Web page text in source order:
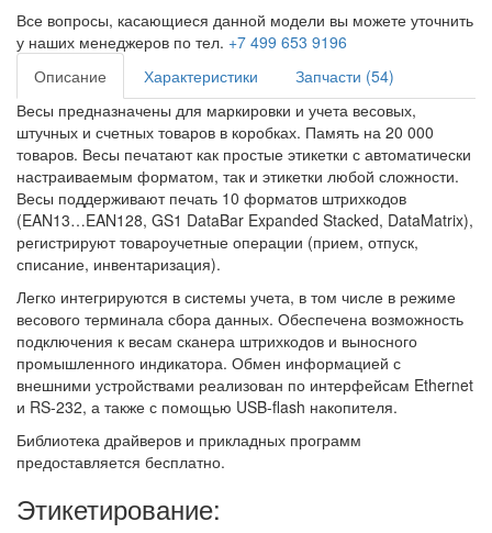
Все вопросы, касающиеся данной модели вы можете уточнить
у наших менеджеров по тел. +7 499 653 9196
Описание
Характеристики
Запчасти (54)
Весы предназначены для маркировки и учета весовых,
штучных и счетных товаров в коробках. Память на 20 000
товаров. Весы печатают как простые этикетки с автоматически
настраиваемым форматом, так и этикетки любой сложности.
Весы поддерживают печать 10 форматов штрихкодов
(EAN13…EAN128, GS1 DataBar Expanded Stacked, DataMatrix),
регистрируют товароучетные операции (прием, отпуск,
списание, инвентаризация).
Легко интегрируются в системы учета, в том числе в режиме
весового терминала сбора данных. Обеспечена возможность
подключения к весам сканера штрихкодов и выносного
промышленного индикатора. Обмен информацией с
внешними устройствами реализован по интерфейсам Ethernet
и RS-232, а также с помощью USB-flash накопителя.
Библиотека драйверов и прикладных программ
предоставляется бесплатно.
Этикетирование: